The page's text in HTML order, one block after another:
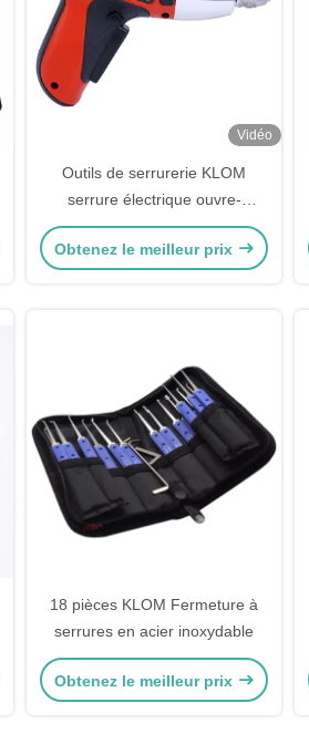
Vidéo
Outils de serrurerie KLOM
serrure électrique ouvre-
verrouilleur à pistolet
Obtenez le meilleur prix
18 pièces KLOM Fermeture à
serrures en acier inoxydable
Obtenez le meilleur prix